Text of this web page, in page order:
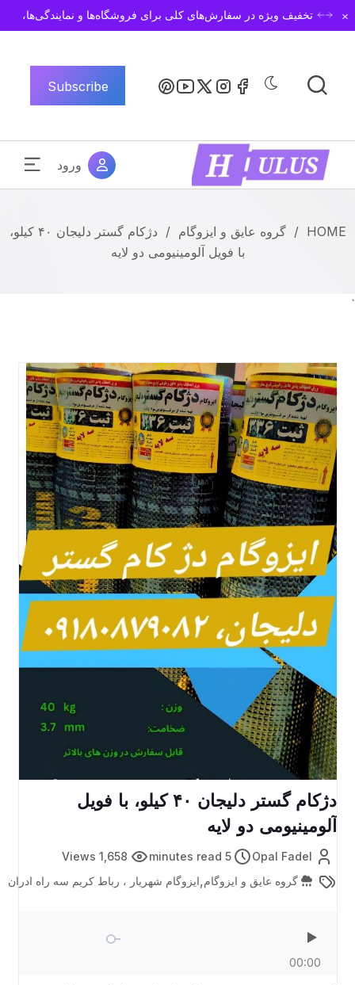
تخفیف ویژه در سفارش‌های کلی برای فروشگاه‌ها و نمایندگی‌ها،Dismiss
Subscribe
ورود
HOME
/ گروه عایق و ایزوگام /
دژکام گستر دلیجان ۴۰ کیلو،
با فویل آلومینیومی دو لایه
`
دژکام گستر دلیجان ۴۰ کیلو، با فویل
آلومینیومی دو لایه
Opal Fadel
5 minutes read
1,658 Views
گروه عایق و ایزوگام,ایزوگام شهریار ، رباط کریم سه راه ادران
00:00